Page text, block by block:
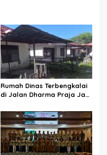
Rumah Dinas Terbengkalai
di Jalan Dharma Praja Jadi
Banjarmasin Buka Peluang
Koordinasi Pemanfaatan
Aset